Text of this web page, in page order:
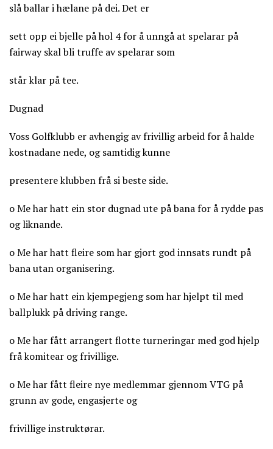
slå ballar i hælane på dei. Det er
sett opp ei bjelle på hol 4 for å unngå at spelarar på
fairway skal bli truffe av spelarar som
står klar på tee.
Dugnad
Voss Golfklubb er avhengig av frivillig arbeid for å halde
kostnadane nede, og samtidig kunne
presentere klubben frå si beste side.
o Me har hatt ein stor dugnad ute på bana for å rydde pas
og liknande.
o Me har hatt fleire som har gjort god innsats rundt på
bana utan organisering.
o Me har hatt ein kjempegjeng som har hjelpt til med
ballplukk på driving range.
o Me har fått arrangert flotte turneringar med god hjelp
frå komitear og frivillige.
o Me har fått fleire nye medlemmar gjennom VTG på
grunn av gode, engasjerte og
frivillige instruktørar.